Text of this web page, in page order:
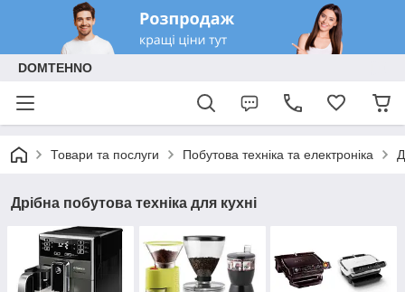
DOMTEHNO
Товари та послуги Побутова техніка та електроніка
Дрібна побутова техніка для кухні